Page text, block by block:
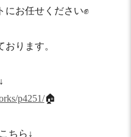
お任せください✊
ります。
p4251/🏠
ちら↓